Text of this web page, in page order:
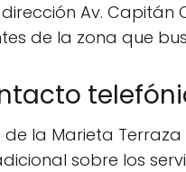
Av. Capitán
de la zona que
la Marieta
sobre los